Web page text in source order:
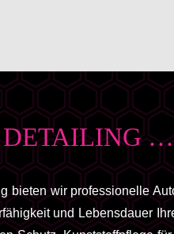
DETAILING …
bieten wir professionelle
und Lebensdauer